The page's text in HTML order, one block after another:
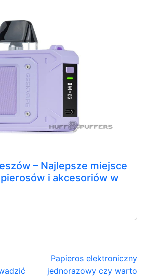
– Najlepsze miejsce
i akcesoriów w
Papieros elektroniczny
jednorazowy czy warto